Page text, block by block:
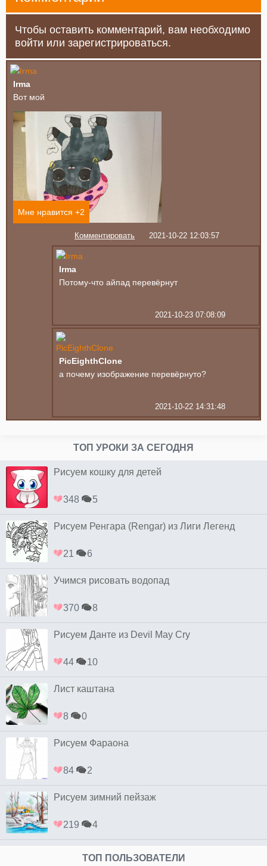
Чтобы оставить комментарий, вам необходимо
войти или зарегистрироваться.
Irma
Вот мой
Мне нравится +2
Комментировать 2021-10-22 12:03:57
Irma
Потому-что айпад перевёрнут
2021-10-23 07:08:09
PicEighthClone
а почему изображение перевёрнуто?
2021-10-22 14:31:48
ТОП УРОКИ ЗА СЕГОДНЯ
Рисуем кошку для детей
348 5
Рисуем Ренгара (Rengar) из Лиги Легенд
21 6
Учимся рисовать водопад
370 8
Рисуем Данте из Devil May Cry
44 10
Лист каштана
8 0
Рисуем Фараона
84 2
Рисуем зимний пейзаж
219 4
ТОП ПОЛЬЗОВАТЕЛИ